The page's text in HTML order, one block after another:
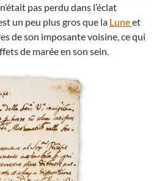
pas perdu dans l’éclat
un peu plus gros que la Luneet
de son imposante voisine, ce qui
de marée en son sein.